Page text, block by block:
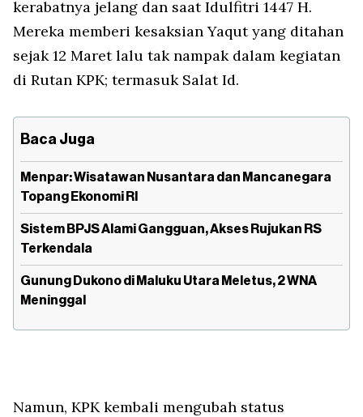
kerabatnya jelang dan saat Idulfitri 1447 H.
Mereka memberi kesaksian Yaqut yang ditahan
sejak 12 Maret lalu tak nampak dalam kegiatan
di Rutan KPK; termasuk Salat Id.
Baca Juga
Menpar: Wisatawan Nusantara dan Mancanegara
Topang Ekonomi RI
Sistem BPJS Alami Gangguan, Akses Rujukan RS
Terkendala
Gunung Dukono di Maluku Utara Meletus, 2 WNA
Meninggal
Namun, KPK kembali mengubah status